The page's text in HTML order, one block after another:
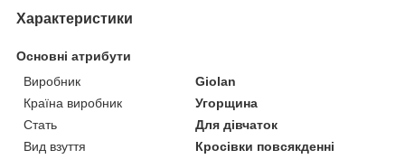
Характеристики
Основні атрибути
Виробник
Giolan
Країна виробник
Угорщина
Стать
Для дівчаток
Вид взуття
Кросівки повсякденні